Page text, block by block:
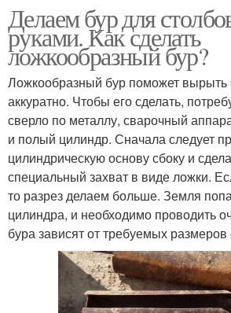
Делаем бур для
руками. Как сделать
ложкообразный бур?
Ложкообразный бур поможет вырыть
аккуратно. Чтобы его сделать,
сверло по металлу, сварочный
и полый цилиндр. Сначала следует
цилиндрическую основу сбоку и
специальный захват в виде ложки.
то разрез делаем больше. Земля
цилиндра, и необходимо проводить
бура зависят от требуемых